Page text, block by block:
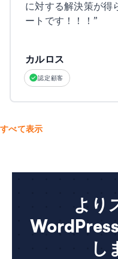
に対する解決策が得
ートです！！！ ”
カルロス
認定顧客
すべて表示
より
し